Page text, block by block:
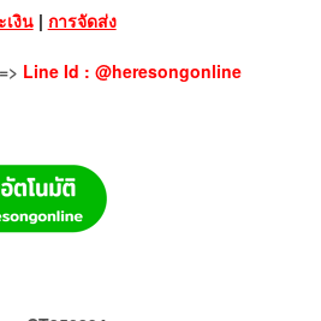
เงิน| การจัดส่ง
Line Id : @heresongonline